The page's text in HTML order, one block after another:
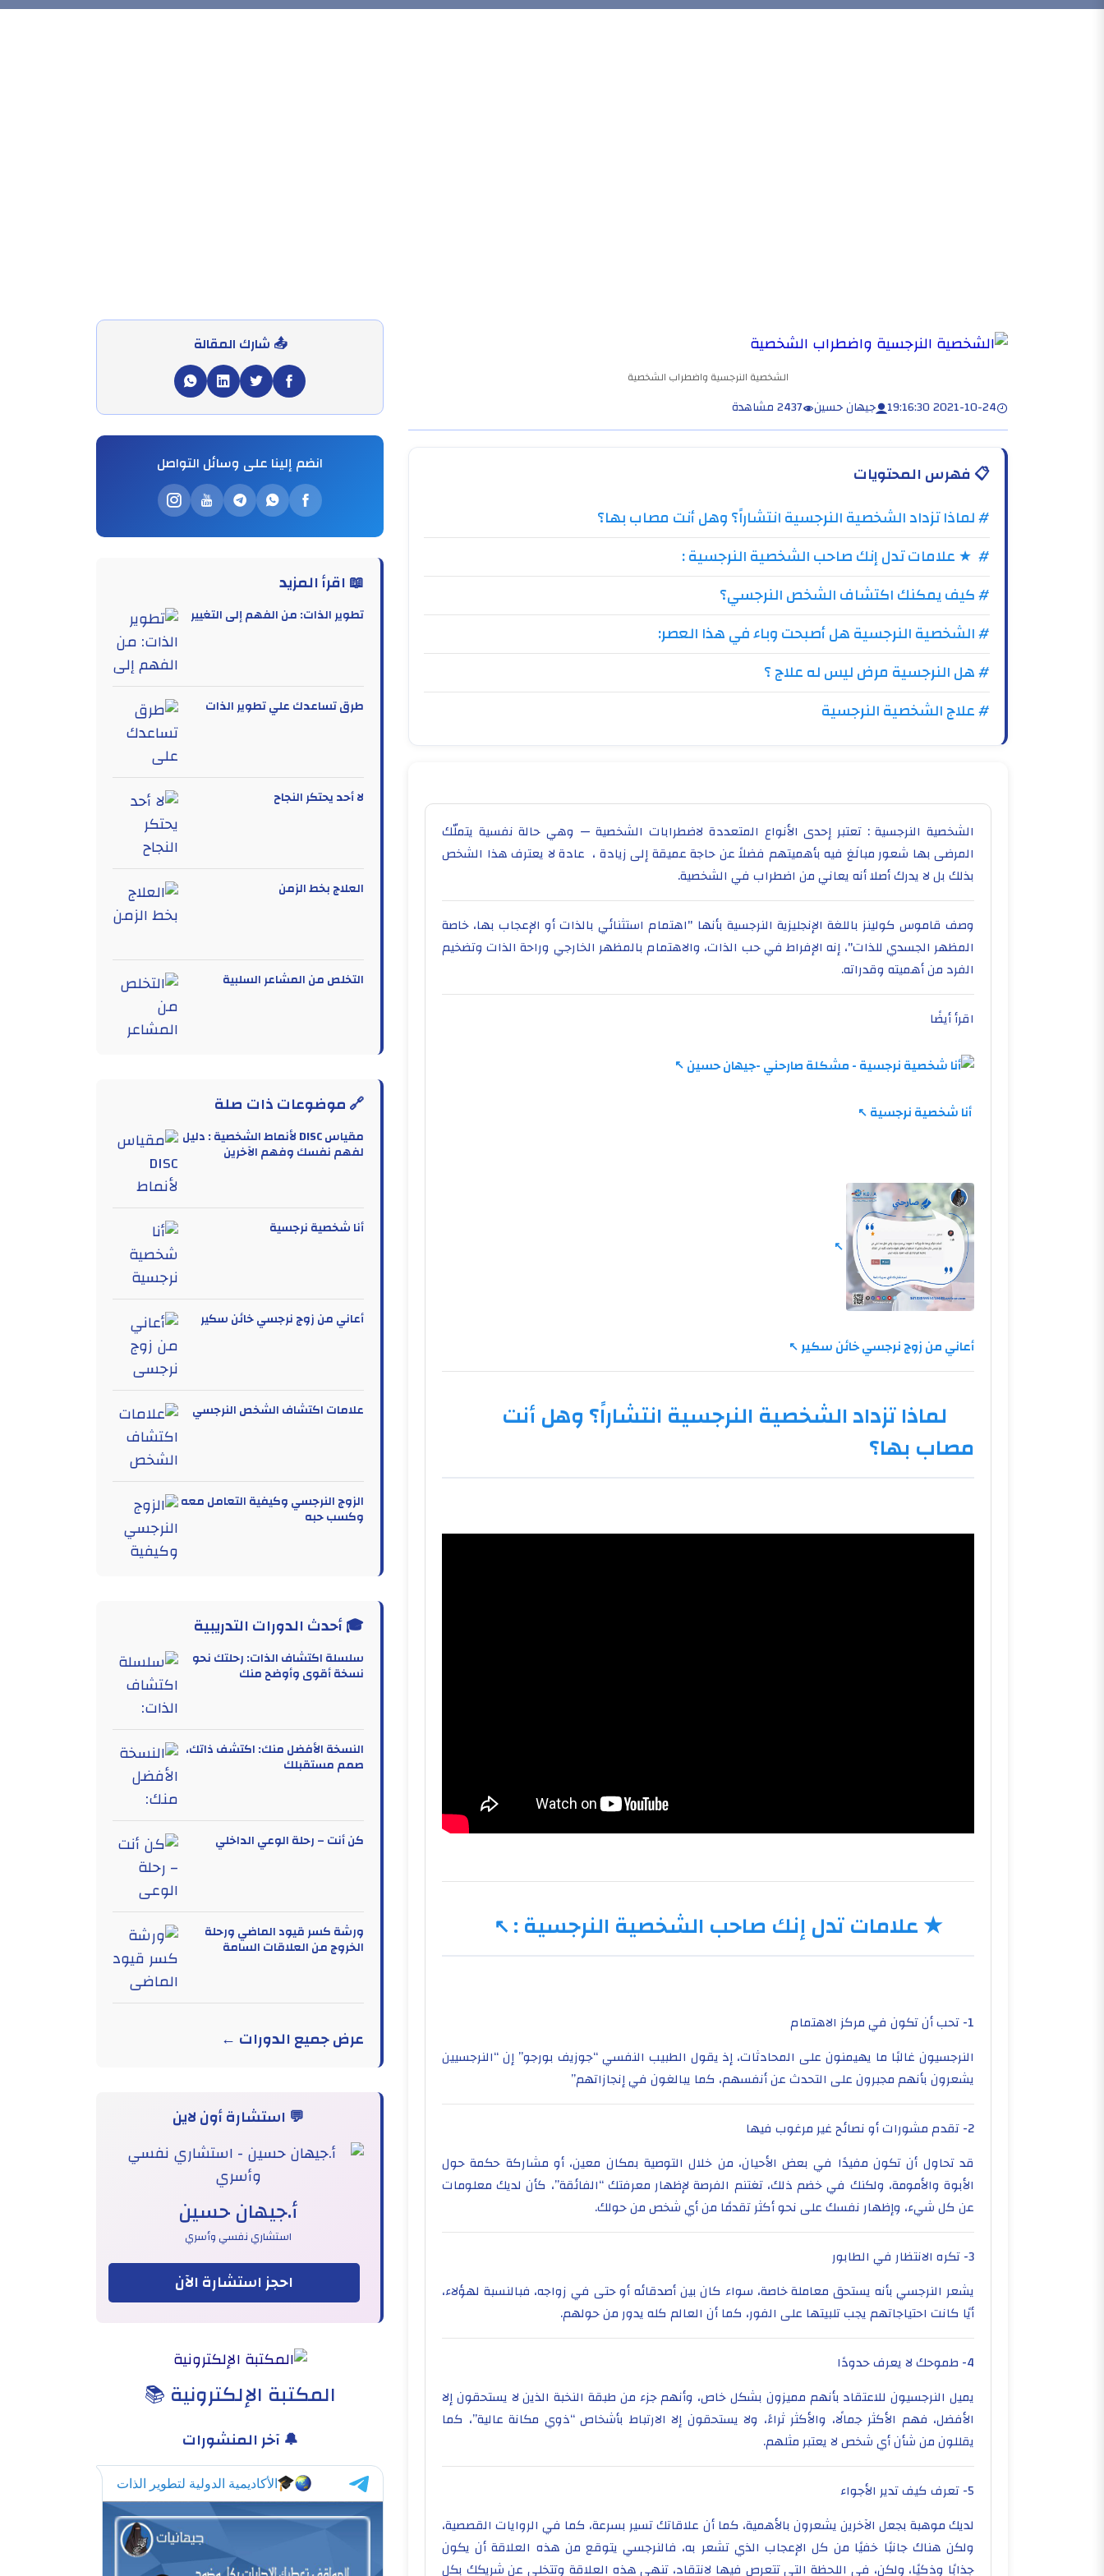
الشخصية النرجسية واضطراب الشخصية
2021-10-24 19:16:30 جيهان حسين 2437 مشاهدة
📋فهرس المحتويات
# لماذا تزداد الشخصية النرجسية انتشاراً؟ وهل أنت مصاب بها؟
# ★ علامات تدل إنك صاحب الشخصية النرجسية :
# كيف يمكنك اكتشاف الشخص النرجسي؟
# الشخصية النرجسية هل أصبحت وباء في هذا العصر:
# هل النرجسية مرض ليس له علاج ؟
# علاج الشخصية النرجسية
الشخصية النرجسية : تعتبر إحدى الأنواع المتعددة لاضطرابات الشخصية — وهي حالة نفسية يتملّك
المرضى بها شعور مبالَغ فيه بأهميتهم فضلاً عن حاجة عميقة إلى زيادة ، عادة لا يعترف هذا الشخص
بذلك بل لا يدرك أصلا أنه يعاني من اضطراب في الشخصية.
وصف قاموس كولينز باللغة الإنجليزية النرجسية بأنها "اهتمام استثنائي بالذات أو الإعجاب بها، خاصة
المظهر الجسدي للذات"، إنه الإفراط في حب الذات، والاهتمام بالمظهر الخارجي وراحة الذات وتضخيم
الفرد من أهميته وقدراته.
اقرأ أيضًا
أنا شخصية نرجسية
أعاني من زوج نرجسي خائن سكير
لماذا تزداد الشخصية النرجسية انتشاراً؟ وهل أنت
مصاب بها؟
★علامات تدل إنك صاحب الشخصية النرجسية :
1- تحب أن تكون في مركز الاهتمام
النرجسيون غالبًا ما يهيمنون على المحادثات، إذ يقول الطبيب النفسي “جوزيف بورجو” إن “النرجسيين
يشعرون بأنهم مجبرون على التحدث عن أنفسهم، كما يبالغون في إنجازاتهم”
2- تقدم مشورات أو نصائح غير مرغوب فيها
قد تحاول أن تكون مفيدًا في بعض الأحيان، من خلال التوصية بمكان معين، أو مشاركة حكمة حول
الأبوة والأمومة، ولكنك في خضم ذلك، تغتنم الفرصة لإظهار معرفتك “الفائقة”، كأن لديك معلومات
عن كل شيء، وإظهار نفسك على نحو أكثر تقدمًا من أي شخص من حولك.
3- تكره الانتظار في الطابور
يشعر النرجسي بأنه يستحق معاملة خاصة، سواء كان بين أصدقائه أو حتى في زواجه، فبالنسبة لهؤلاء،
أيًا كانت احتياجاتهم يجب تلبيتها على الفور، كما أن العالم كله يدور من حولهم.
4- طموحك لا يعرف حدودًا
يميل النرجسيون للاعتقاد بأنهم مميزون بشكل خاص، وأنهم جزء من طبقة النخبة الذين لا يستحقون إلا
الأفضل، فهم الأكثر جمالًا، والأكثر ثراءً، ولا يستحقون إلا الارتباط بأشخاص “ذوي مكانة عالية”، كما
يقللون من شأن أي شخص لا يعتبر مثلهم.
5- تعرف كيف تدير الأجواء
لديك موهبة بجعل الآخرين يشعرون بالأهمية، كما أن علاقاتك تسير بسرعة، كما في الروايات القصصية،
ولكن هناك جانبًا خفيًا من كل الإعجاب الذي تشعر به، فالنرجسي يتوقع من هذه العلاقة أن يكون
جذابًا وذكيًا، ولكن، في اللحظة التي تتعرص فيها لانتقاد، تنهي هذه العلاقة وتتخلى عن شريكك بكل
📤 شارك المقالة
انضم إلينا على وسائل التواصل
📖 اقرأ المزيد
تطوير الذات: من الفهم إلى التغيير
طرق تساعدك علي تطوير الذات
لا أحد يحتكر النجاح
العلاج بخط الزمن
التخلص من المشاعر السلبية
🔗 موضوعات ذات صلة
مقياس DISC لأنماط الشخصية : دليل
لفهم نفسك وفهم الآخرين
أنا شخصية نرجسية
أعاني من زوج نرجسي خائن سكير
علامات اكتشاف الشخص النرجسي
الزوج النرجسي وكيفية التعامل معه
وكسب حبه
🎓 أحدث الدورات التدريبية
سلسلة اكتشاف الذات: رحلتك نحو
نسخة أقوى وأوضح منك
النسخة الأفضل منك: اكتشف ذاتك،
صمم مستقبلك
كن أنت – رحلة الوعي الداخلي
ورشة كسر قيود الماضي ورحلة
الخروج من العلاقات السامة
عرض جميع الدورات ←
💬 استشارة أون لاين
أ.جيهان حسين
استشاري نفسي وأسري
احجز استشارة الآن
المكتبة الإلكترونية 📚
🔔 آخر المنشورات